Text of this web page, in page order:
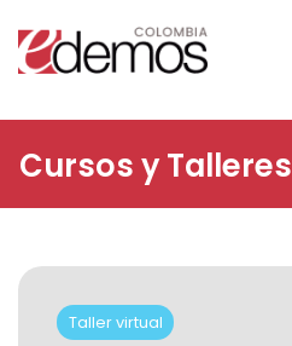
Cursos y Talleres
Taller virtual